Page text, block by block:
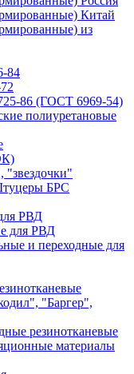
Китай
из
84
86 (ГОСТ 6969-54)
полиуретановые
БРС
РВД
для РВД
и переходные для
"Баргер",
резинотканевые
материалы